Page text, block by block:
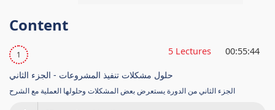
Content
1 5 Lectures 00:55:44
حلول مشكلات تنفيذ المشروعات - الجزء الثاني
الجزء الثاني من الدورة يستعرض بعض المشكلات وحلولها العملية مع الشرح